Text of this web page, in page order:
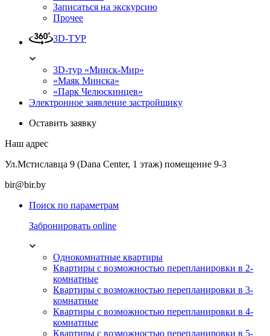
Записаться на экскурсию
Прочее
3D-ТУР
3D-тур «Минск-Мир»
«Маяк Минска»
«Парк Челюскинцев»
Электронное заявление застройщику
Оставить заявку
Наш адрес
Ул.Мстиславца 9 (Dana Center, 1 этаж) помещение 9-3
bir@bir.by
Поиск по параметрам
Забронировать online
Однокомнатные квартиры
Квартиры с возможностью перепланировки в 2-
комнатные
Квартиры с возможностью перепланировки в 3-
комнатные
Квартиры с возможностью перепланировки в 4-
комнатные
Квартиры с возможностью перепланировки в 5-